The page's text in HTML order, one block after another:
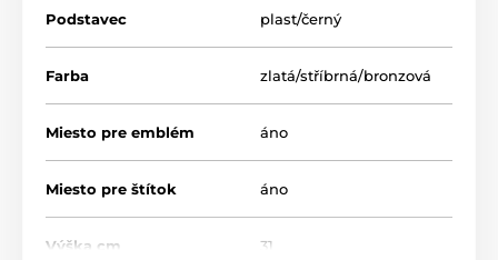
Produkt je zaradený v kategóriách
Plakety 5cm emblém
Podstavec plast/černý
Farba zlatá/stříbrná/bronzová
Miesto pre emblém áno
Miesto pre štítok áno
Výška cm 31